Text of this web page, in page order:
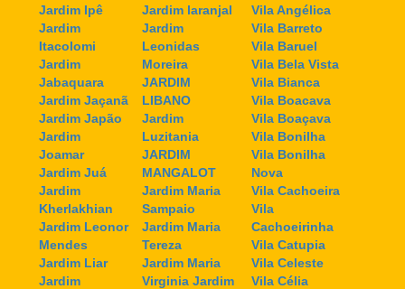
Jardim Ipê
Jardim
Itacolomi
Jardim
Jabaquara
Jardim Jaçanã
Jardim Japão
Jardim
Joamar
Jardim Juá
Jardim
Kherlakhian
Jardim Leonor
Mendes
Jardim Liar
Jardim
Jardim laranjal
Jardim
Leonidas
Moreira
JARDIM
LIBANO
Jardim
Luzitania
JARDIM
MANGALOT
Jardim Maria
Sampaio
Jardim Maria
Tereza
Jardim Maria
Virginia Jardim
Vila Angélica
Vila Barreto
Vila Baruel
Vila Bela Vista
Vila Bianca
Vila Boacava
Vila Boaçava
Vila Bonilha
Vila Bonilha
Nova
Vila Cachoeira
Vila
Cachoeirinha
Vila Catupia
Vila Celeste
Vila Célia